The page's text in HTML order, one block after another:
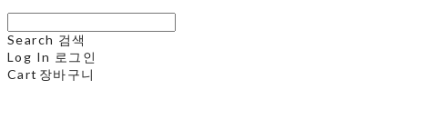
Search 검색
Log In 로그인
Cart 장바구니